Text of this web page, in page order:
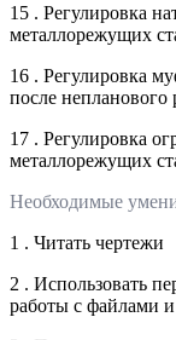
15 . Регулировка
металлорежущих
16 . Регулировка
после непланового
17 . Регулировка
металлорежущих
Необходимые
1 . Читать чертежи
2 . Использовать
работы с файлами